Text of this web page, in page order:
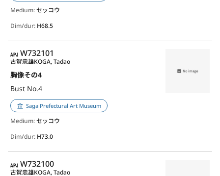
Medium:セッコウ
Dim/dur: H68.5
APJ
W732101
胸像その4
Bust No.4
古賀忠雄KOGA, Tadao
Saga Prefectural Art Museum
Medium:セッコウ
Dim/dur: H73.0
APJ
W732100
古賀忠雄KOGA, Tadao